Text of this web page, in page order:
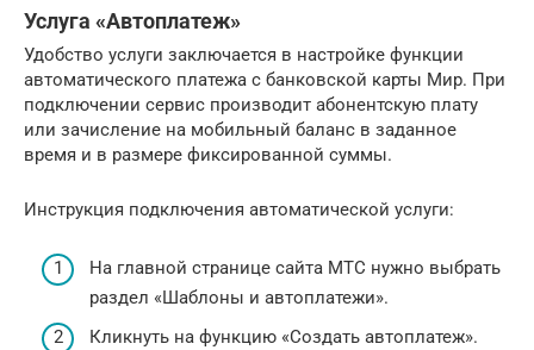
Услуга «Автоплатеж»
Удобство услуги заключается в настройке функции
автоматического платежа с банковской карты Мир. При
подключении сервис производит абонентскую плату
или зачисление на мобильный баланс в заданное
время и в размере фиксированной суммы.
Инструкция подключения автоматической услуги:
На главной странице сайта МТС нужно выбрать
раздел «Шаблоны и автоплатежи».
Кликнуть на функцию «Создать автоплатеж».